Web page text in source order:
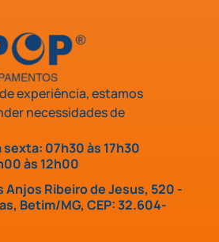
experiência, estamos
necessidades de
sexta: 07h30 às 17h30
às 12h00
Anjos Ribeiro de Jesus, 520 -
Betim/MG, CEP: 32.604-